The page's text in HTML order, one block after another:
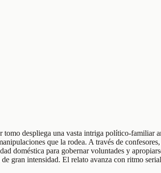
despliega una vasta intriga político-familiar
que la rodea. A través de
doméstica para gobernar voluntades y
gran intensidad. El relato avanza con ritmo